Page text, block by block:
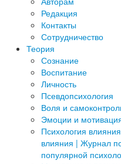
Редакция
­Контакты
Сотрудничество
Теория
Сознание
Воспитание
Личность
Псевдопсихология
Воля и
Эмоции и
Психология влияния
влияния | Журнал
популярной